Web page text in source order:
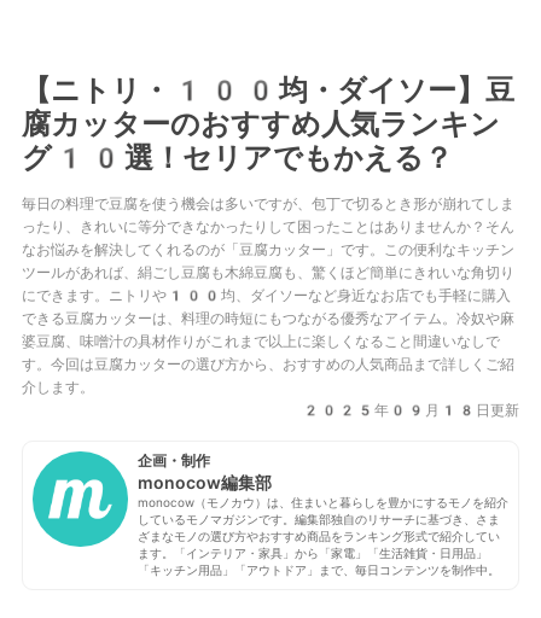
【ニトリ・100均・ダイソー】豆
腐カッターのおすすめ人気ランキン
グ10選！セリアでもかえる？
毎日の料理で豆腐を使う機会は多いですが、包丁で切るとき形が崩れてしま
ったり、きれいに等分できなかったりして困ったことはありませんか？そん
なお悩みを解決してくれるのが「豆腐カッター」です。この便利なキッチン
ツールがあれば、絹ごし豆腐も木綿豆腐も、驚くほど簡単にきれいな角切り
にできます。ニトリや100均、ダイソーなど身近なお店でも手軽に購入
できる豆腐カッターは、料理の時短にもつながる優秀なアイテム。冷奴や麻
婆豆腐、味噌汁の具材作りがこれまで以上に楽しくなること間違いなしで
す。今回は豆腐カッターの選び方から、おすすめの人気商品まで詳しくご紹
介します。
2025年09月18日更新
企画・制作
monocow編集部
monocow（モノカウ）は、住まいと暮らしを豊かにするモノを紹介
しているモノマガジンです。編集部独自のリサーチに基づき、さま
ざまなモノの選び方やおすすめ商品をランキング形式で紹介してい
ます。「インテリア・家具」から「家電」「生活雑貨・日用品」
「キッチン用品」「アウトドア」まで、毎日コンテンツを制作中。